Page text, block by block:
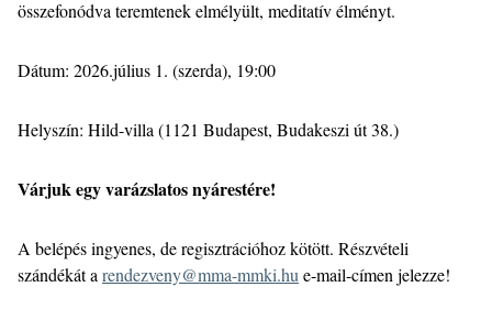
összefonódva teremtenek elmélyült, meditatív élményt.
Dátum: 2026.július 1. (szerda), 19:00
Helyszín: Hild-villa (1121 Budapest, Budakeszi út 38.)
Várjuk egy varázslatos nyárestére!
A belépés ingyenes, de regisztrációhoz kötött. Részvételi
szándékát a rendezveny@mma-mmki.hu e-mail-címen jelezze!